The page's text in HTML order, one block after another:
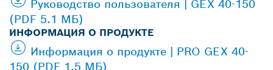
Руководство пользователя | GEX 40-150
(PDF 5.1 МБ)
ИНФОРМАЦИЯ О ПРОДУКТЕ
Информация о продукте | PRO GEX 40-
150 (PDF 1,5 МБ)